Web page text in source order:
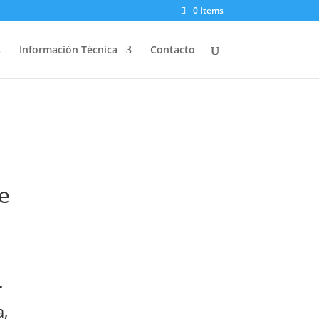
0 Items
Información Técnica Contacto